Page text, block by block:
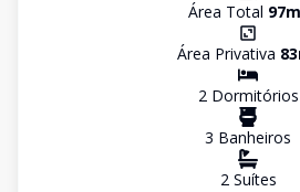
Área Total 97
Área Privativa 83
2Dormitórios
3 Banheiros
2Suítes